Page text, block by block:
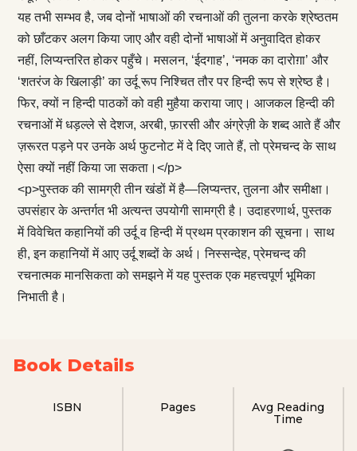
यह तभी सम्भव है, जब दोनों भाषाओं की रचनाओं की तुलना करके श्रेष्ठतम
को छाँटकर अलग किया जाए और वही दोनों भाषाओं में अनुवादित होकर
नहीं, लिप्यन्तरित होकर पहुँचे। मसलन, ‘ईदगाह’, ‘नमक का दारोग़ा’ और
‘शतरंज के खिलाड़ी’ का उर्दू रूप निश्चित तौर पर हिन्दी रूप से श्रेष्ठ है।
फिर, क्यों न हिन्दी पाठकों को वही मुहैया कराया जाए। आजकल हिन्दी की
रचनाओं में धड़ल्ले से देशज, अरबी, फ़ारसी और अंग्रेज़ी के शब्द आते हैं और
ज़रूरत पड़ने पर उनके अर्थ फुटनोट में दे दिए जाते हैं, तो प्रेमचन्द के साथ
ऐसा क्यों नहीं किया जा सकता।</p>
<p>पुस्तक की सामग्री तीन खंडों में है—लिप्यन्तर, तुलना और समीक्षा।
उपसंहार के अन्तर्गत भी अत्यन्त उपयोगी सामग्री है। उदाहरणार्थ, पुस्तक
में विवेचित कहानियों की उर्दू व हिन्दी में प्रथम प्रकाशन की सूचना। साथ
ही, इन कहानियों में आए उर्दू शब्दों के अर्थ। निस्सन्देह, प्रेमचन्द की
रचनात्मक मानसिकता को समझने में यह पुस्तक एक महत्त्वपूर्ण भूमिका
निभाती है।
Book Details
ISBN Pages
Avg Reading
Time